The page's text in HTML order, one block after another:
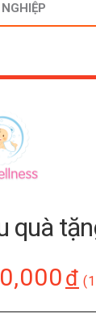
NGHIỆP
quà
đ